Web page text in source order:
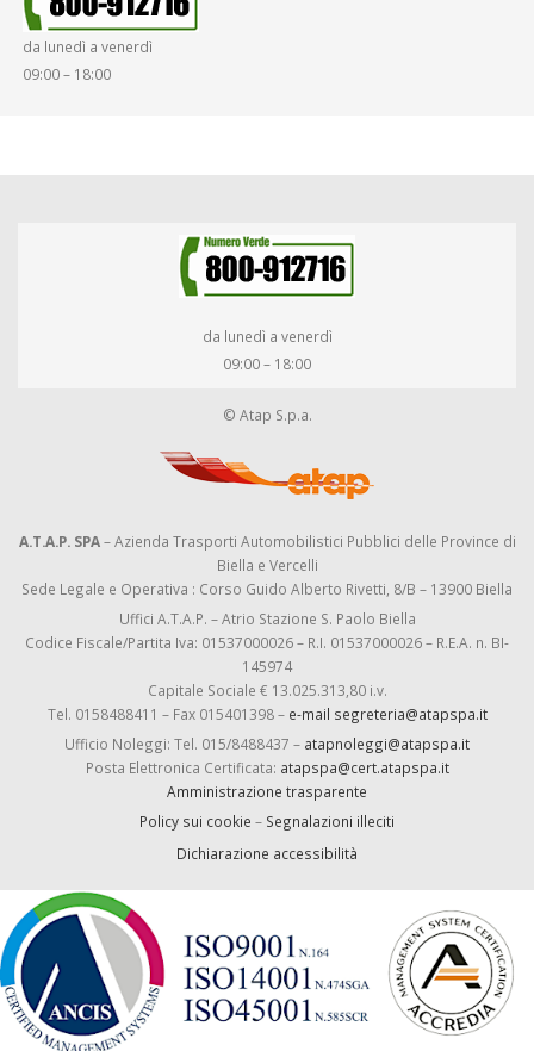
da lunedì a venerdì
09:00 – 18:00
da lunedì a venerdì
09:00 – 18:00
© Atap S.p.a.
A.T.A.P. SPA– Azienda Trasporti Automobilistici Pubblici delle Province di
Biella e Vercelli
Sede Legale e Operativa : Corso Guido Alberto Rivetti, 8/B – 13900 Biella
Uffici A.T.A.P. – Atrio Stazione S. Paolo Biella
Codice Fiscale/Partita Iva: 01537000026 – R.I. 01537000026 – R.E.A. n. BI-
145974
Capitale Sociale € 13.025.313,80 i.v.
Tel. 0158488411 – Fax 015401398 – e-mail segreteria@atapspa.it
Ufficio Noleggi: Tel. 015/8488437 – atapnoleggi@atapspa.it
Posta Elettronica Certificata: atapspa@cert.atapspa.it
Amministrazione trasparente
Policy sui cookie – Segnalazioni illeciti
Dichiarazione accessibilità